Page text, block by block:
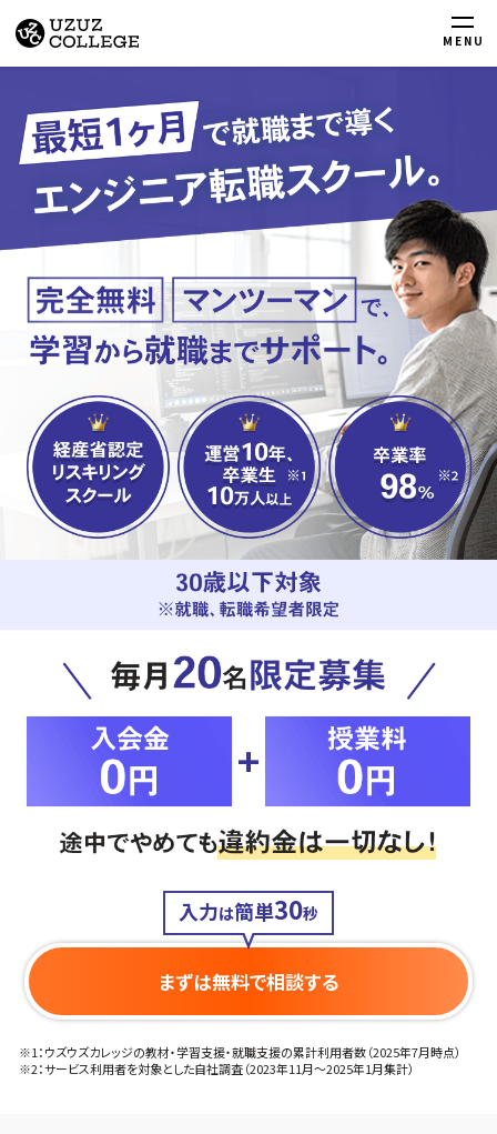
入力は簡単30秒
まずは無料で相談する
※1：ウズウズカレッジの教材・学習支援・就職支援の累計利用者数（2025年7月時点）
※2：サービス利用者を対象とした自社調査（2023年11月〜2025年1月集計）